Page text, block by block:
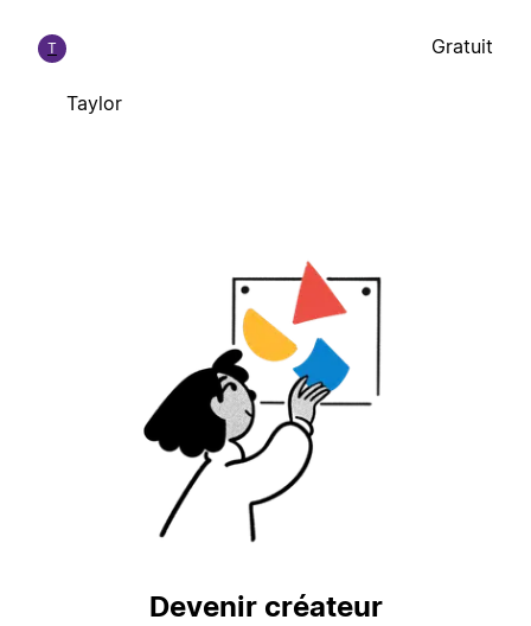
T
Taylor
Gratuit
Devenir créateur